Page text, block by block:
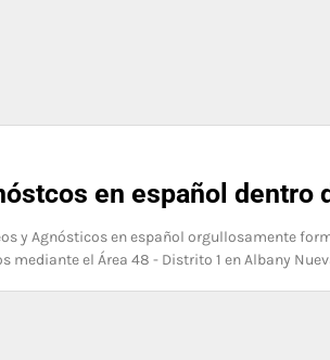
en español dentro
y Agnósticos en español orgullosamente
mediante el Área 48 - Distrito 1 en Albany